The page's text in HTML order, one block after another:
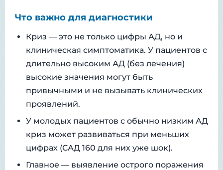
Что важно для диагностики
Криз — это не только цифры АД, но и
клиническая симптоматика. У пациентов с
длительно высоким АД (без лечения)
высокие значения могут быть
привычными и не вызывать клинических
проявлений.
У молодых пациентов с обычно низким АД
криз может развиваться при меньших
цифрах (САД 160 для них уже шок).
Главное — выявление острого поражения